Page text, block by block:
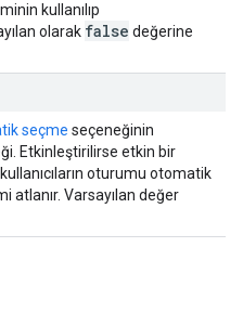
kullanılıp
olarak false değerine
seçme seçeneğinin
Etkinleştirilirse etkin bir
oturumu otomatik
atlanır. Varsayılan değer